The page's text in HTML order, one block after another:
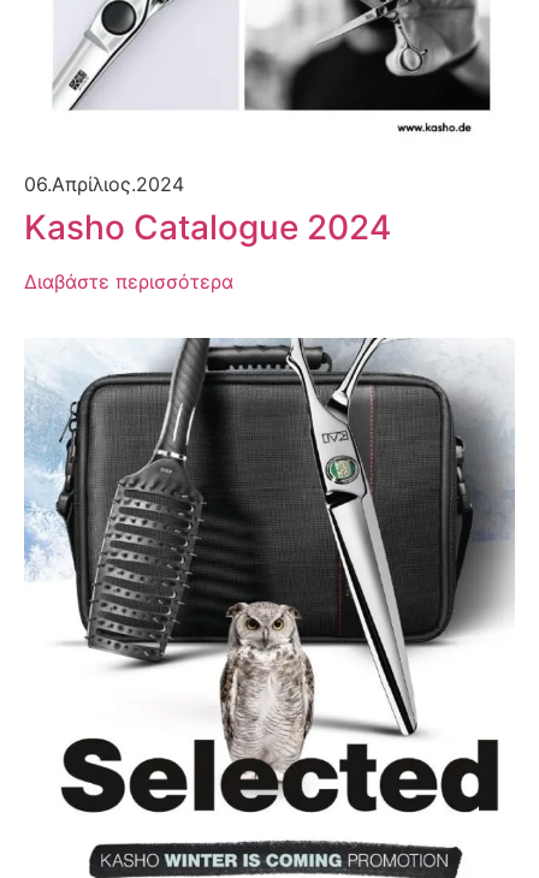
06.Απρίλιος.2024
Kasho Catalogue 2024
Διαβάστε περισσότερα